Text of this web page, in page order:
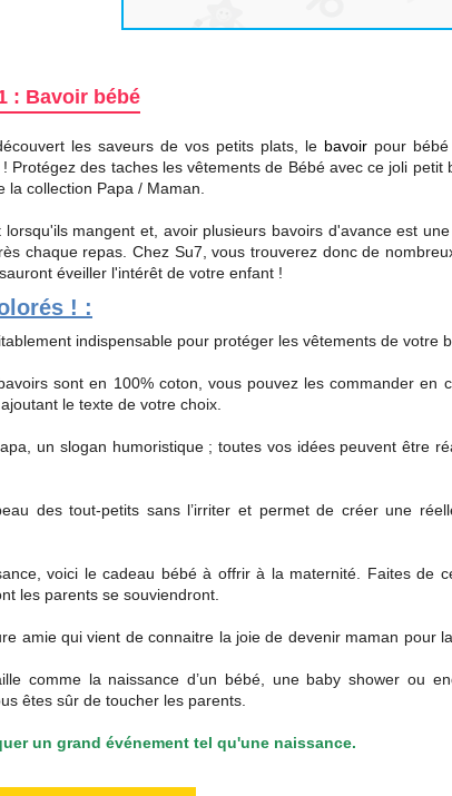
: Bavoir bébé
les saveurs de vos petits plats, le bavoirpour bébé
des taches les vêtements de Bébé avec ce joli petit
collection Papa / Maman.
mangent et, avoir plusieurs bavoirs d'avance est
chaque repas. Chez Su7, vous trouverez donc de
éveiller l'intérêt de votre enfant !
! :
indispensable pour protéger les vêtements de votre
sont en 100% coton, vous pouvez les commander en
le texte de votre choix.
un slogan humoristique ; toutes vos idées peuvent être
des tout-petits sans l’irriter et permet de créer une
voici le cadeau bébé à offrir à la maternité. Faites de
les parents se souviendront.
amie qui vient de connaitre la joie de devenir maman pour
comme la naissance d’un bébé, une baby shower ou
êtes sûr de toucher les parents.
un grand événement tel qu'une naissance.